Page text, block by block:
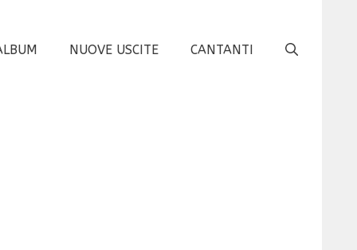
NUOVE USCITE CANTANTI